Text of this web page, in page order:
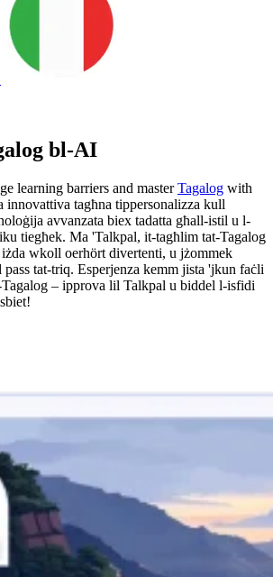
bl-AI
learning barriers and masterTagalog with
innovattiva tagħna tippersonalizza kull
avvanzata biex tadatta għall-istil u l-
tiegħek. Ma 'Talkpal, it-tagħlim tat-Tagalog
wkoll oerhört divertenti, u jżommek
tat-triq. Esperjenza kemm jista 'jkun faċli
– ipprova lil Talkpal u biddel l-isfidi